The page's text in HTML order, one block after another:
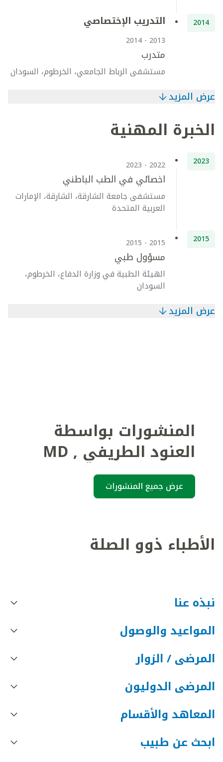
2014 التدريب الإختصاصي
2013 - 2014
متدرب
مستشفى الرباط الجامعي، الخرطوم، السودان
عرض المزيد
الخبرة المهنية
2023
2022 - 2023
اخصائي في الطب الباطني
مستشفى جامعة الشارقة، الشارقة، الإمارات
العربية المتحدة
2015
2015 - 2015
مسؤول طبي
الهيئة الطبية في وزارة الدفاع، الخرطوم،
السودان
عرض المزيد
المنشورات بواسطة
العنود الطريفي ,
MD
عرض جميع المنشورات
الأطباء ذوو الصلة
نبذه عنا
المواعيد والوصول
المرضى / الزوار
المرضى الدوليون
المعاهد والأقسام
ابحث عن طبيب